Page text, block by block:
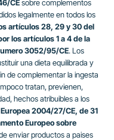
CEsobre complementos
legalmente en todos los
artículos 28, 29 y 30 del
los artículos 1 a 4 de la
3052/95/CE. Los
una dieta equilibrada y
de complementar la ingesta
tratan, previenen,
hechos atribuibles a los
2004/27/CE, de 31
Europeo sobre
enviar productos a paises